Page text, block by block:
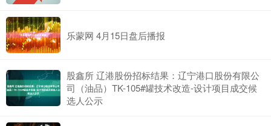
乐蒙网 4月15日盘后播报
股鑫所 辽港股份招标结果：辽宁港口股份有限公
司（油品）TK-105#罐技术改造-设计项目成交候
选人公示